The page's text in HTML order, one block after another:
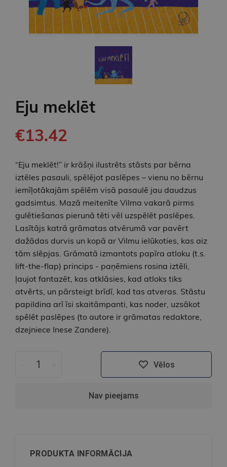
Eju meklēt
€13.42
“Eju meklēt!” ir krāšņi ilustrēts stāsts par bērna
iztēles pasauli, spēlējot paslēpes – vienu no bērnu
iemīļotākajām spēlēm visā pasaulē jau daudzus
gadsimtus. Mazā meitenīte Vilma vakarā pirms
gulētiešanas pierunā tēti vēl uzspēlēt paslēpes.
Lasītājs katrā grāmatas atvērumā var pavērt
dažādas durvis un kopā ar Vilmu ielūkoties, kas aiz
tām slēpjas. Grāmatā izmantots papīra atloku (t.s.
lift-the-flap) princips - paņēmiens rosina iztēli,
ļaujot fantazēt, kas atklāsies, kad atloks tiks
atvērts, un pārsteigt brīdī, kad tas atveras. Stāstu
papildina arī īsi skaitāmpanti, kas noder, uzsākot
spēlēt paslēpes (to autore ir grāmatas redaktore,
dzejniece Inese Zandere).
Vēlos
Nav pieejams
PRODUKTA INFORMĀCIJA